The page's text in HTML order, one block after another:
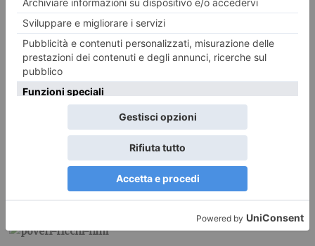
cittadina del New Jersey; ma anche un poema dello scrittore
William Carlos Williams s’intitola “Paterson” e ancora
Paterson è il nome del protagonista, un gentile, sognatore
conducente di autobus, legatissimo alla giovane moglie,
artista, con una chitarra in mano e il desiderio di un qualche
successo, abitudini e routine precise al cronometro, che
nelle pause del lavoro butta giù poesie, raccogliendo
immagini sulle cose semplici, di normale quotidianità.
Emozioni allo stato puro da un poeta della cinepresa. Durata
(Ambrosio sala 3, Massimo sala 1)